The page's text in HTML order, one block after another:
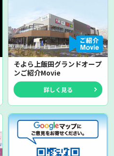
そよら上飯田グランドオープ
ンご紹介Movie
詳しく見る